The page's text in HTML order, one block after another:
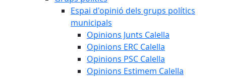
Espai d'opinió dels grups polítics
municipals
Opinions Junts Calella
Opinions ERC Calella
Opinions PSC Calella
Opinions Estimem Calella